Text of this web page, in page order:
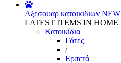
Αξεσουαρ κατοικιδιων NEW
LATEST ITEMS IN HOME
Κατοικίδια
Γάτες
/
Ερπετά